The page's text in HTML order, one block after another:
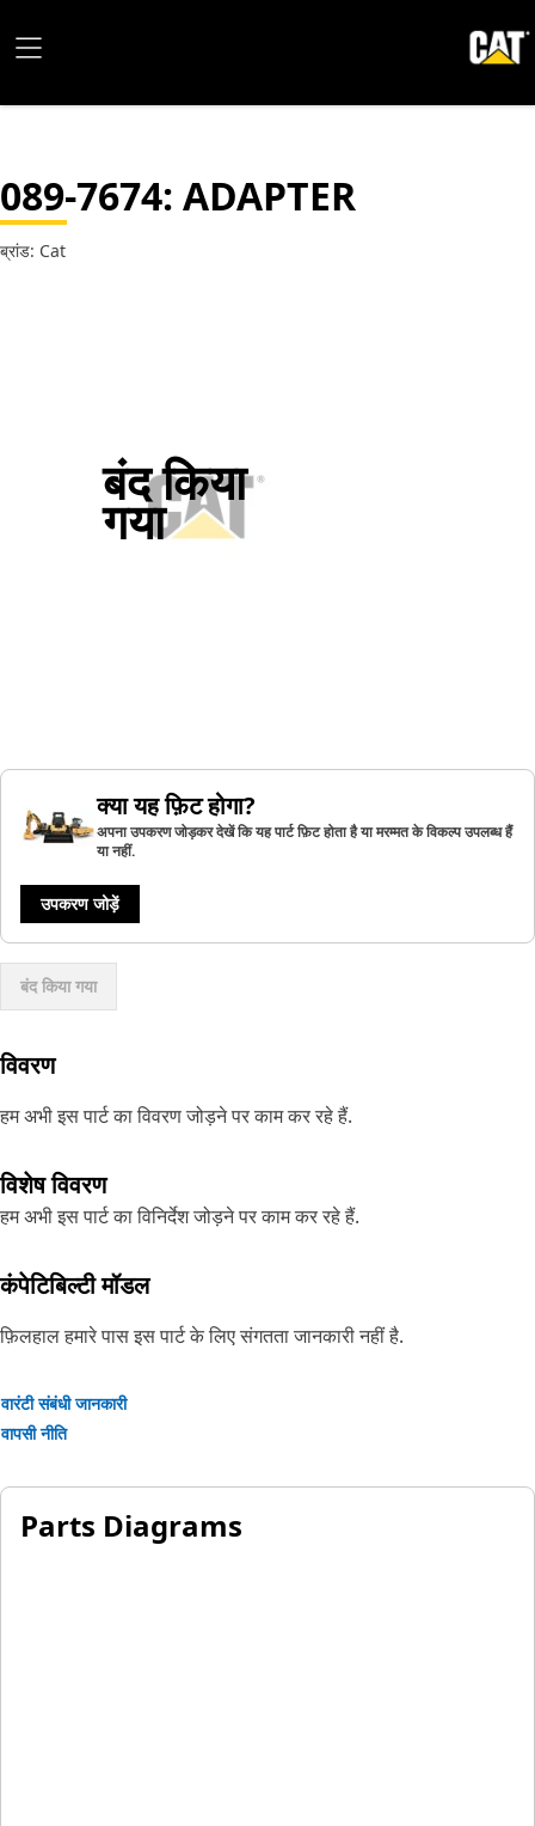
089-7674: ADAPTER
ब्रांड: Cat
बंद किया
गया
क्या यह फ़िट होगा?
अपना उपकरण जोड़कर देखें कि यह पार्ट फ़िट होता है या मरम्मत के विकल्प उपलब्ध हैं
या नहीं.
उपकरण जोड़ें
बंद किया गया
विवरण
हम अभी इस पार्ट का विवरण जोड़ने पर काम कर रहे हैं.
विशेष विवरण
हम अभी इस पार्ट का विनिर्देश जोड़ने पर काम कर रहे हैं.
कंपेटिबिल्टी मॉडल
फ़िलहाल हमारे पास इस पार्ट के लिए संगतता जानकारी नहीं है.
वारंटी संबंधी जानकारी
वापसी नीति
Parts Diagrams